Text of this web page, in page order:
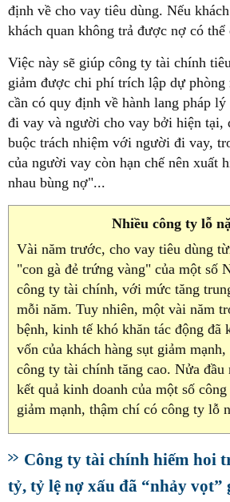
định về cho vay tiêu dùng. Nếu
khách quan không trả được nợ có
Việc này sẽ giúp công ty tài chính
giảm được chi phí trích lập dự
cần có quy định về hành lang pháp
đi vay và người cho vay bởi hiện tại,
buộc trách nhiệm với người đi vay,
của người vay còn hạn chế nên xuất
nhau bùng nợ"...
Nhiều công ty lỗ
Vài năm trước, cho vay tiêu dùng
"con gà đẻ trứng vàng" của một số
công ty tài chính, với mức tăng
mỗi năm. Tuy nhiên, một vài năm
bệnh, kinh tế khó khăn tác động đã
vốn của khách hàng sụt giảm
công ty tài chính tăng cao. Nửa đầu
kết quả kinh doanh của một số
giảm mạnh, thậm chí có công ty lỗ
Công ty tài chính hiếm hoi
tỷ, tỷ lệ nợ xấu đã “nhảy vọt”